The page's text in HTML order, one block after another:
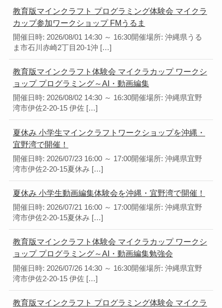
教育版マインクラフト プログラミング体験会 マイクラ
カップ参加ワークショップ FMうるま
開催日時: 2026/08/01 14:30 ～ 16:30開催場所: 沖縄県うる
ま市石川赤崎2丁目20-1沖 […]
教育版マインクラフト体験会 マイクラカップ ワークシ
ョップ プログラミング～AI・動画編集
開催日時: 2026/08/02 14:30 ～ 16:30開催場所: 沖縄県宜野
湾市伊佐2-20-15 伊佐 […]
夏休み 小学生マインクラフトワークショップを沖縄・
宜野湾で開催！
開催日時: 2026/07/23 16:00 ～ 17:00開催場所: 沖縄県宜野
湾市伊佐2-20-15夏休み […]
夏休み 小学生動画編集体験会を沖縄・宜野湾で開催！
開催日時: 2026/07/21 16:00 ～ 17:00開催場所: 沖縄県宜野
湾市伊佐2-20-15夏休み […]
教育版マインクラフト体験会 マイクラカップ ワークシ
ョップ プログラミング～AI・動画編集勉強会
開催日時: 2026/07/26 14:30 ～ 16:30開催場所: 沖縄県宜野
湾市伊佐2-20-15 伊佐 […]
教育版マインクラフト プログラミング体験会 マイクラ